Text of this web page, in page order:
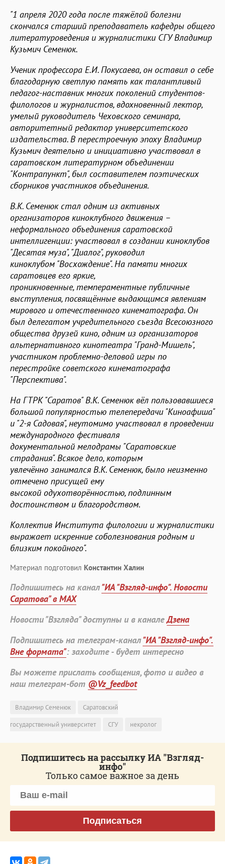
"1 апреля 2020 года после тяжёлой болезни
скончался старший преподаватель кафедры общего
литературоведения и журналистики СГУ Владимир
Кузьмич Семенюк.
Ученик профессора Е.И. Покусаева, он оставил о себе
благодарную светлую память как талантливый
педагог-наставник многих поколений студентов-
филологов и журналистов, вдохновенный лектор,
умелый руководитель Чеховского семинара,
авторитетный редактор университетского
издательства. В перестроечную эпоху Владимир
Кузьмич деятельно и инициативно участвовал в
саратовском литературном объединении
"Контрапункт", был составителем поэтических
сборников участников объединения.
В.К. Семенюк стал одним из активных
организаторов киноклубного движения –
неформального объединения саратовской
интеллигенции: участвовал в создании киноклубов
"Десятая муза", "Диалог", руководил
киноклубом "Восхождение". На памяти многих
саратовцев его яркие,
проникновенные, темпераментные публичные
выступления, посвящённые выдающимся явлениям
мирового и отечественного кинематографа. Он
был делегатом учредительного съезда Всесоюзного
общества друзей кино, одним из организаторов
альтернативного кинотеатра "Гранд-Мишель",
участником проблемно-деловой игры по
перестройке советского кинематографа
"Перспектива".
На ГТРК "Саратов" В.К. Семенюк вёл пользовавшиеся
большой популярностью телепередачи "Киноафиша"
и "2-я Садовая", неутомимо участвовал в проведении
международного фестиваля
документальной мелодрамы "Саратовские
страдания". Всякое дело, которым
увлечённо занимался В.К. Семенюк, было неизменно
отмечено присущей ему
высокой одухотворённостью, подлинным
достоинством и благородством.
Коллектив Института филологии и журналистики
выражает искренние соболезнования родным и
близким покойного".
Материал подготовил Константин Халин
Подпишитесь на канал"ИА "Взгляд-инфо". Новости
Саратова" в MAX
Новости "Взгляда" доступны и в каналеДзена
Подпишитесь на телеграм-канал"ИА "Взгляд-инфо".
Вне формата": заходите - будет интересно
Вы можете прислать сообщения, фото и видео в
наш телеграм-бот @Vz_feedbot
Владимир Семенюк
Саратовский
государственный университет
СГУ некролог
Подпишитесь на рассылку ИА "Взгляд-
инфо"
Только самое важное за день
Подписаться